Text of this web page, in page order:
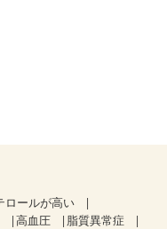
ロールが高い
高血圧
脂質異常症